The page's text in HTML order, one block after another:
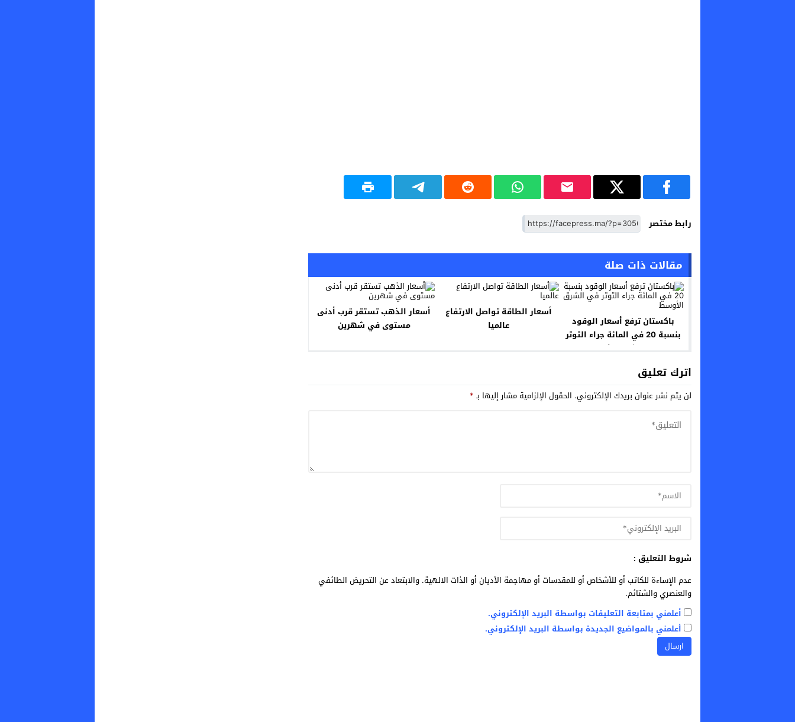
رابط مختصر
مقالات ذات صلة
باكستان ترفع أسعار الوقود
بنسبة 20 في المائة جراء التوتر
في الشرق الأوسط
أسعار الطاقة تواصل الارتفاع
عالميا
أسعار الذهب تستقر قرب أدنى
مستوى في شهرين
اترك تعليق
لن يتم نشر عنوان بريدك الإلكتروني. الحقول الإلزامية مشار إليها بـ*
شروط التعليق :
عدم الإساءة للكاتب أو للأشخاص أو للمقدسات أو مهاجمة الأديان أو الذات الالهية. والابتعاد عن التحريض الطائفي
والعنصري والشتائم.
أعلمني بمتابعة التعليقات بواسطة البريد الإلكتروني.
أعلمني بالمواضيع الجديدة بواسطة البريد الإلكتروني.